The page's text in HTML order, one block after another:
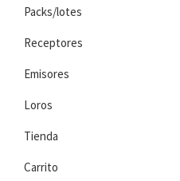
Packs/lotes
Receptores
Emisores
Loros
Tienda
Carrito